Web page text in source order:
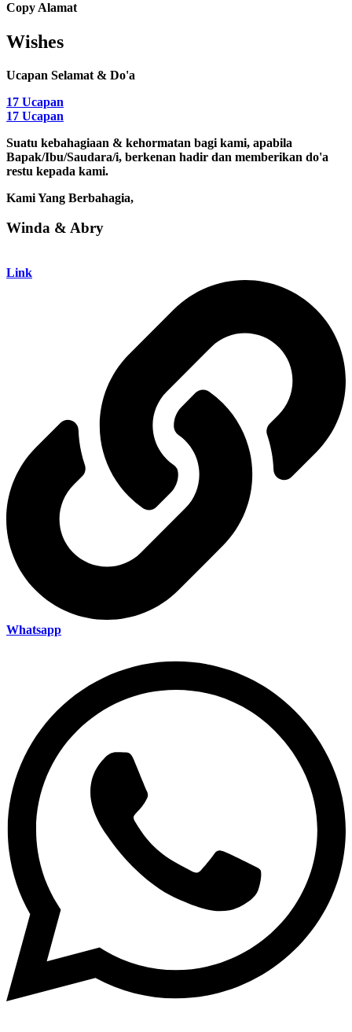
Copy Alamat
Wishes
Ucapan Selamat & Do'a
17 Ucapan
17 Ucapan
Suatu kebahagiaan & kehormatan bagi kami, apabila
Bapak/Ibu/Saudara/i, berkenan hadir dan memberikan do'a
restu kepada kami.
Kami Yang Berbahagia,
Winda & Abry
Link
Whatsapp